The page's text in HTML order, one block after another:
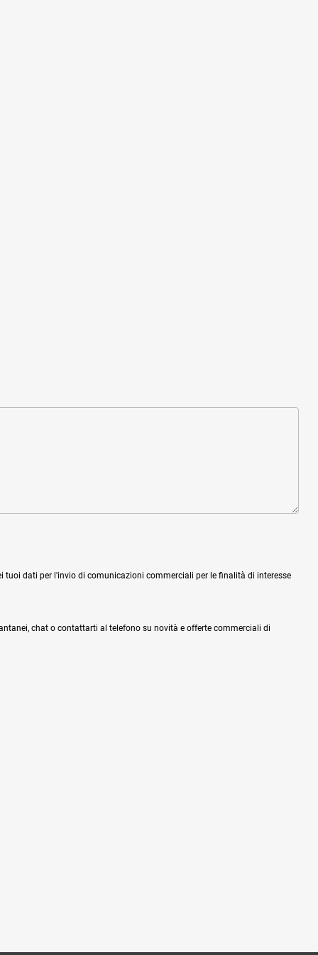
tuoi dati per l'invio di comunicazioni commerciali per le finalità di interesse
chat o contattarti al telefono su novità e offerte commerciali di